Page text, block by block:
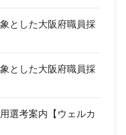
とした大阪府職員採
とした大阪府職員採
選考案内【ウェルカ